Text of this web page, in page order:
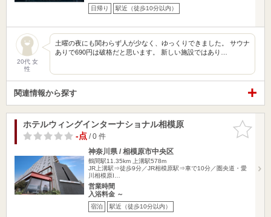
日帰り 駅近（徒歩10分以内）
20代 女
性
土曜の夜にも関わらず人が少なく、ゆっくりできました。 サウナ
ありで690円は破格だと思います。 新しい施設ではあり…
関連情報から探す
お気に入
りに追加
ホテルウィングインターナショナル相模原
-点/ 0 件
神奈川県 / 相模原市中央区
鶴間駅11.35km
上溝駅578m
JR上溝駅⇒徒歩9分／JR相模原駅⇒車で10分／圏央道・愛
川相模原I…
営業時間
入浴料金 ～
宿泊 駅近（徒歩10分以内）